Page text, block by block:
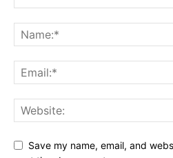
Save my name, email, and